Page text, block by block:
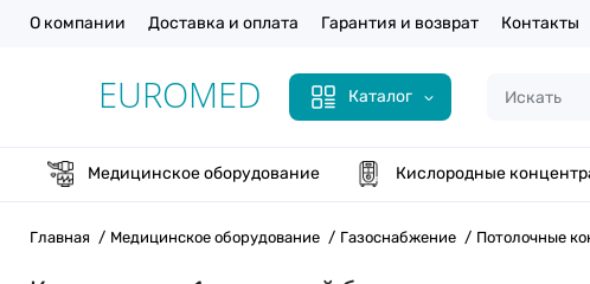
О компании Доставка и оплата Гарантия и возврат Контакты
Каталог
Медицинское оборудование Кислородные
Главная Медицинское оборудование Газоснабжение Потолочные